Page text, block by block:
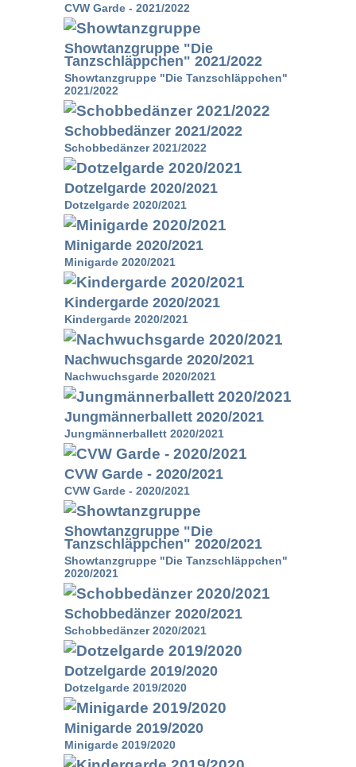
CVW Garde - 2021/2022
Showtanzgruppe "Die
Tanzschläppchen" 2021/2022
Showtanzgruppe "Die Tanzschläppchen"
2021/2022
Schobbedänzer 2021/2022
Schobbedänzer 2021/2022
Dotzelgarde 2020/2021
Dotzelgarde 2020/2021
Minigarde 2020/2021
Minigarde 2020/2021
Kindergarde 2020/2021
Kindergarde 2020/2021
Nachwuchsgarde 2020/2021
Nachwuchsgarde 2020/2021
Jungmännerballett 2020/2021
Jungmännerballett 2020/2021
CVW Garde - 2020/2021
CVW Garde - 2020/2021
Showtanzgruppe "Die
Tanzschläppchen" 2020/2021
Showtanzgruppe "Die Tanzschläppchen"
2020/2021
Schobbedänzer 2020/2021
Schobbedänzer 2020/2021
Dotzelgarde 2019/2020
Dotzelgarde 2019/2020
Minigarde 2019/2020
Minigarde 2019/2020